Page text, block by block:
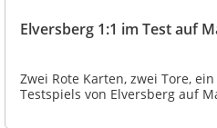
Elversberg 1:1 im Test auf
Zwei Rote Karten, zwei Tore,
Testspiels von Elversberg auf